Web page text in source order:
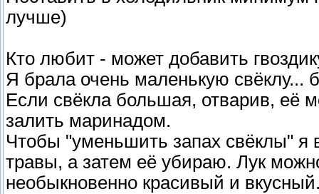
лучше)
Кто любит - может добавить
Я брала очень маленькую свёклу...
Если свёкла большая, отварив, её
залить маринадом.
Чтобы "уменьшить запах свёклы"
травы, а затем её убираю. Лук
необыкновенно красивый и